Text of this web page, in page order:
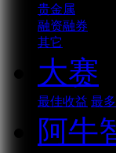
贵金属
融资融券
其它
大赛
最佳收益 最
阿牛